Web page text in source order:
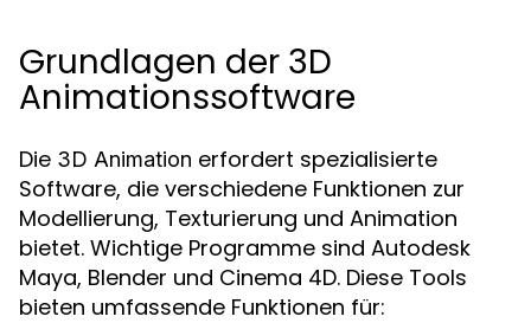
Grundlagen der 3D
Animationssoftware
Die 3D Animation erfordert spezialisierte
Software, die verschiedene Funktionen zur
Modellierung, Texturierung und Animation
bietet. Wichtige Programme sind Autodesk
Maya, Blender und Cinema 4D. Diese Tools
bieten umfassende Funktionen für: